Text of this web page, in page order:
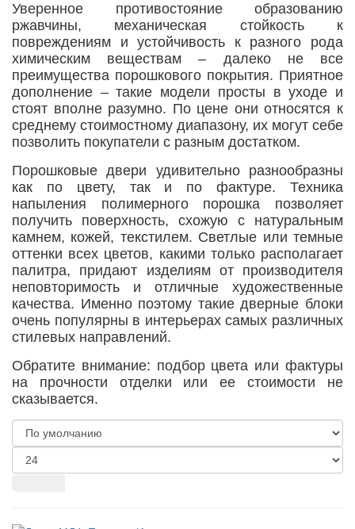
Уверенное противостояние образованию
ржавчины, механическая стойкость к
повреждениям и устойчивость к разного рода
химическим веществам – далеко не все
преимущества порошкового покрытия. Приятное
дополнение – такие модели просты в уходе и
стоят вполне разумно. По цене они относятся к
среднему стоимостному диапазону, их могут себе
позволить покупатели с разным достатком.
Порошковые двери удивительно разнообразны
как по цвету, так и по фактуре. Техника
напыления полимерного порошка позволяет
получить поверхность, схожую с натуральным
камнем, кожей, текстилем. Светлые или темные
оттенки всех цветов, какими только располагает
палитра, придают изделиям от производителя
неповторимость и отличные художественные
качества. Именно поэтому такие дверные блоки
очень популярны в интерьерах самых различных
стилевых направлений.
Обратите внимание: подбор цвета или фактуры
на прочности отделки или ее стоимости не
сказывается.